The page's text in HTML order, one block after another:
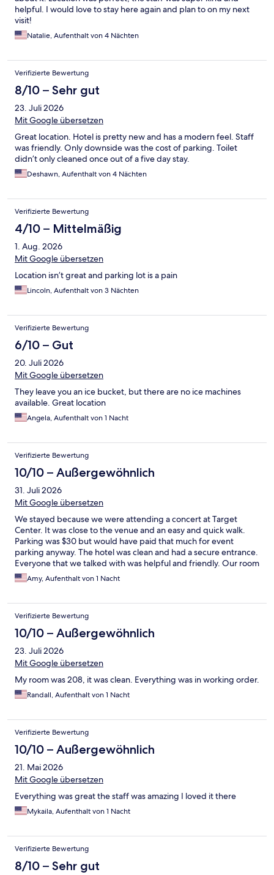
helpful. I would love to stay here again and plan to on my next
visit!
Natalie, Aufenthalt von 4 Nächten
Verifizierte Bewertung
8/10 – Sehr gut
23. Juli 2026
Mit Google übersetzen
Great location. Hotel is pretty new and has a modern feel. Staff
was friendly. Only downside was the cost of parking. Toilet
didn’t only cleaned once out of a five day stay.
Deshawn, Aufenthalt von 4 Nächten
Verifizierte Bewertung
4/10 – Mittelmäßig
1. Aug. 2026
Mit Google übersetzen
Location isn’t great and parking lot is a pain
Lincoln, Aufenthalt von 3 Nächten
Verifizierte Bewertung
6/10 – Gut
20. Juli 2026
Mit Google übersetzen
They leave you an ice bucket, but there are no ice machines
available. Great location
Angela, Aufenthalt von 1 Nacht
Verifizierte Bewertung
10/10 – Außergewöhnlich
31. Juli 2026
Mit Google übersetzen
We stayed because we were attending a concert at Target
Center. It was close to the venue and an easy and quick walk.
Parking was $30 but would have paid that much for event
parking anyway. The hotel was clean and had a secure entrance.
Everyone that we talked with was helpful and friendly. Our room
was clean and cool (A/C worked great on a 94 degree day). We
enjoyed our stay and will stay here again for future events!
Amy, Aufenthalt von 1 Nacht
Verifizierte Bewertung
10/10 – Außergewöhnlich
23. Juli 2026
Mit Google übersetzen
My room was 208, it was clean. Everything was in working order.
Randall, Aufenthalt von 1 Nacht
Verifizierte Bewertung
10/10 – Außergewöhnlich
21. Mai 2026
Mit Google übersetzen
Everything was great the staff was amazing I loved it there
Mykaila, Aufenthalt von 1 Nacht
Verifizierte Bewertung
8/10 – Sehr gut